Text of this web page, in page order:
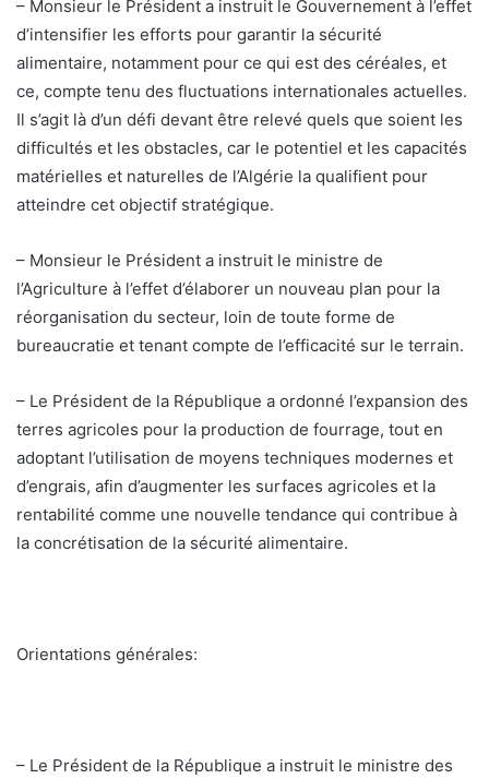
– Monsieur le Président a instruit le Gouvernement à l’effet
d’intensifier les efforts pour garantir la sécurité
alimentaire, notamment pour ce qui est des céréales, et
ce, compte tenu des fluctuations internationales actuelles.
Il s’agit là d’un défi devant être relevé quels que soient les
difficultés et les obstacles, car le potentiel et les capacités
matérielles et naturelles de l’Algérie la qualifient pour
atteindre cet objectif stratégique.
– Monsieur le Président a instruit le ministre de
l’Agriculture à l’effet d’élaborer un nouveau plan pour la
réorganisation du secteur, loin de toute forme de
bureaucratie et tenant compte de l’efficacité sur le terrain.
– Le Président de la République a ordonné l’expansion des
terres agricoles pour la production de fourrage, tout en
adoptant l’utilisation de moyens techniques modernes et
d’engrais, afin d’augmenter les surfaces agricoles et la
rentabilité comme une nouvelle tendance qui contribue à
la concrétisation de la sécurité alimentaire.
Orientations générales:
– Le Président de la République a instruit le ministre des